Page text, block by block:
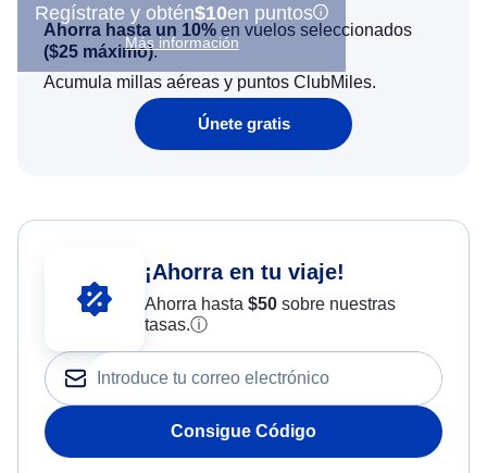
Regístrate y obtén$10en puntos
Más información
Ahorra hasta un 10% en vuelos seleccionados
($25 máximo).
Acumula millas aéreas y puntos ClubMiles.
Únete gratis
¡Ahorra en tu viaje!
Ahorra hasta $50sobre nuestras
tasas.ⓘ
Consigue Código